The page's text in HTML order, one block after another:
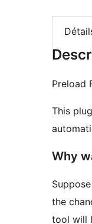
Preload
This
Why
the
tool will